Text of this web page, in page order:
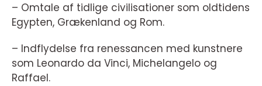
– Omtale af tidlige civilisationer som oldtidens
Egypten, Grækenland og Rom.
– Indflydelse fra renessancen med kunstnere
som Leonardo da Vinci, Michelangelo og
Raffael.